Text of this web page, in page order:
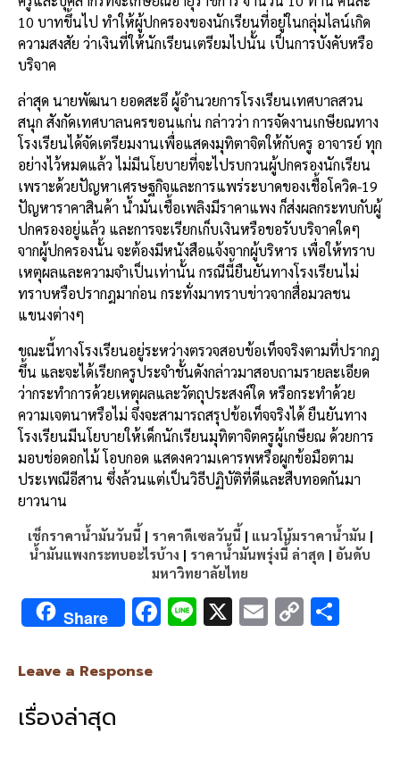
10 บาทขึ้นไป ทำให้ผู้ปกครองของนักเรียนที่อยู่ในกลุ่มไลน์เกิด
ความสงสัย ว่าเงินที่ให้นักเรียนเตรียมไปนั้น เป็นการบังคับหรือ
บริจาค
ล่าสุด นายพัฒนา ยอดสะอึ ผู้อำนวยการโรงเรียนเทศบาลสวน
สนุก สังกัดเทศบาลนครขอนแก่น กล่าวว่า การจัดงานเกษียณทาง
โรงเรียนได้จัดเตรียมงานเพื่อแสดงมุทิตาจิตให้กับครู อาจารย์ ทุก
อย่างไว้หมดแล้ว ไม่มีนโยบายที่จะไปรบกวนผู้ปกครองนักเรียน
เพราะด้วยปัญหาเศรษฐกิจและการแพร่ระบาดของเชื้อโควิด-19
ปัญหาราคาสินค้า น้ำมันเชื้อเพลิงมีราคาแพง ก็ส่งผลกระทบกับผู้
ปกครองอยู่แล้ว และการจะเรียกเก็บเงินหรือขอรับบริจาคใดๆ
จากผู้ปกครองนั้น จะต้องมีหนังสือแจ้งจากผู้บริหาร เพื่อให้ทราบ
เหตุผลและความจำเป็นเท่านั้น กรณีนี้ยืนยันทางโรงเรียนไม่
ทราบหรือปรากฎมาก่อน กระทั่งมาทราบข่าวจากสื่อมวลชน
แขนงต่างๆ
ขณะนี้ทางโรงเรียนอยู่ระหว่างตรวจสอบข้อเท็จจริงตามที่ปรากฎ
ขึ้น และจะได้เรียกครูประจำชั้นดังกล่าวมาสอบถามรายละเอียด
ว่ากระทำการด้วยเหตุผลและวัตถุประสงค์ใด หรือกระทำด้วย
ความเจตนาหรือไม่ จึงจะสามารถสรุปข้อเท็จจริงได้ ยืนยันทาง
โรงเรียนมีนโยบายให้เด็กนักเรียนมุทิตาจิตครูผู้เกษียณ ด้วยการ
มอบช่อดอกไม้ โอบกอด แสดงความเคารพหรือผูกข้อมือตาม
ประเพณีอีสาน ซึ่งล้วนแต่เป็นวิธีปฏิบัติที่ดีและสืบทอดกันมา
ยาวนาน
เช็กราคาน้ำมันวันนี้ | ราคาดีเซลวันนี้ | แนวโน้มราคาน้ำมัน |
น้ำมันแพงกระทบอะไรบ้าง | ราคาน้ำมันพรุ่งนี้ ล่าสุด | อันดับ
มหาวิทยาลัยไทย
Share F Li X E C
Leave a Response
เรื่องล่าสุด